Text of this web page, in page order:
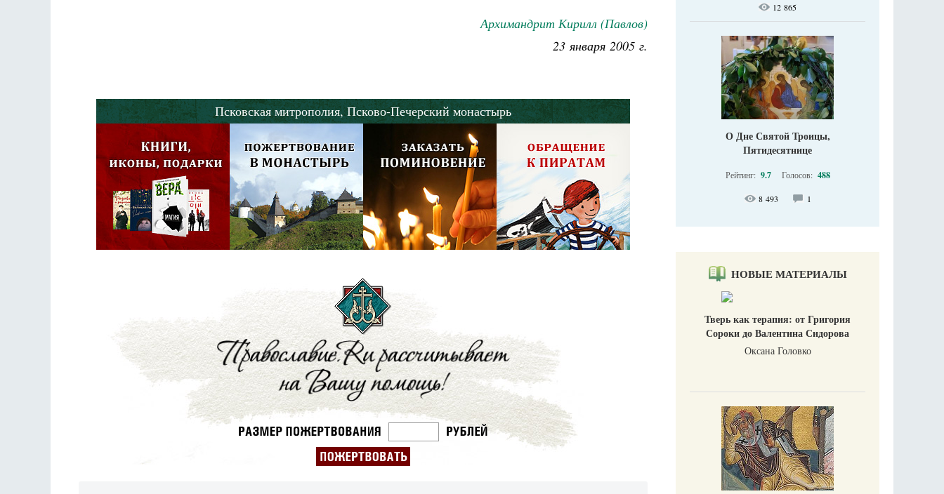
Архимандрит Кирилл (Павлов)
23 января 2005 г.
Псковская митрополия, Псково-Печерский монастырь
12 865
О Дне Святой Троицы,
Пятидесятнице
Рейтинг: 9.7 Голосов: 488
8 493 1
НОВЫЕ МАТЕРИАЛЫ
Тверь как терапия: от Григория
Сороки до Валентина Сидорова
Оксана Головко